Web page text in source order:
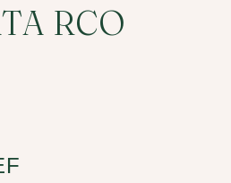
RCO